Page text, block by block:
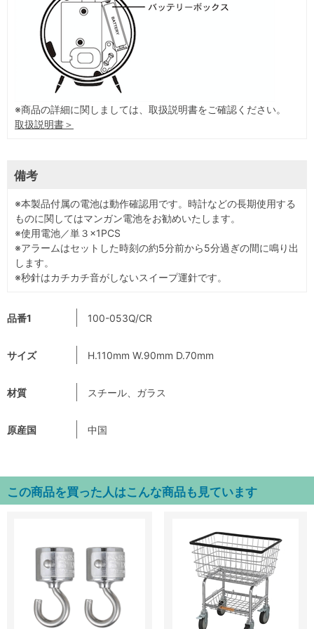
品番1 100-053Q/CR
サイズ H.110mm W.90mm D.70mm
材質 スチール、ガラス
原産国 中国
※商品の詳細に関しましては、取扱説明書をご確認ください。
取扱説明書＞
備考
※本製品付属の電池は動作確認用です。時計などの長期使用する
ものに関してはマンガン電池をお勧めいたします。
※使用電池／単３×1PCS
※アラームはセットした時刻の約5分前から5分過ぎの間に鳴り出
します。
※秒針はカチカチ音がしないスイープ運針です。
この商品を買った人はこんな商品も見ています